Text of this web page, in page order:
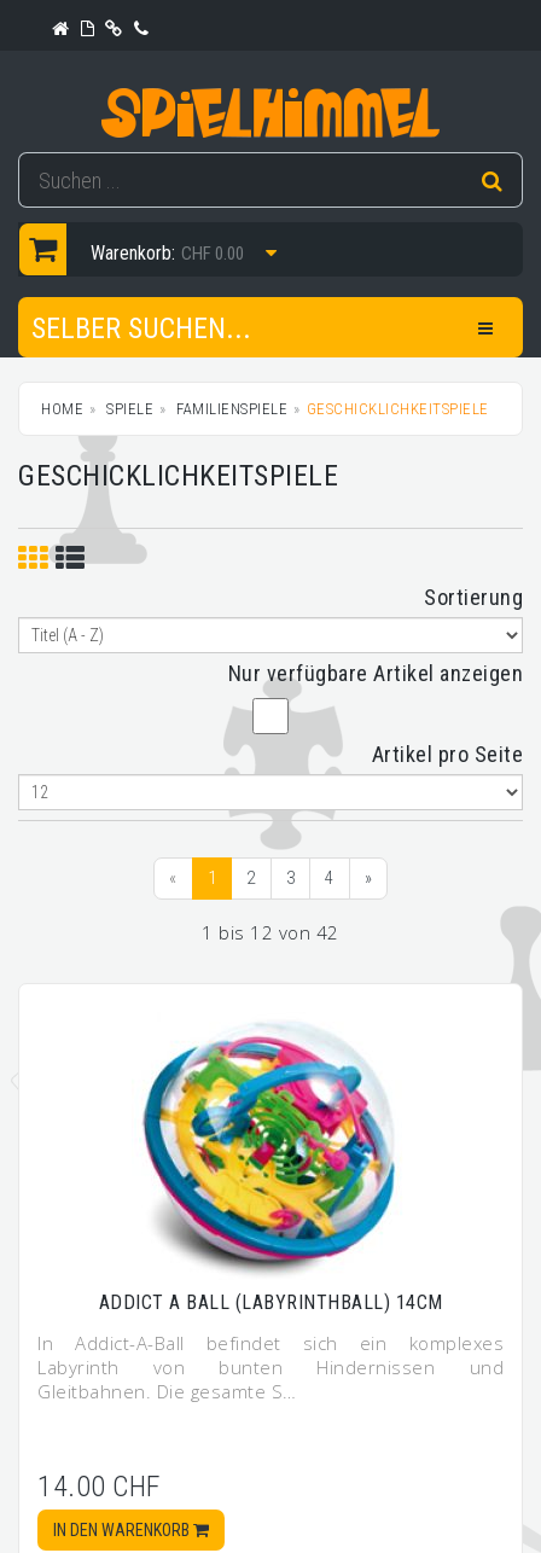
Warenkorb: CHF 0.00
SELBER SUCHEN...
HOME SPIELE FAMILIENSPIELE GESCHICKLICHKEITSPIELE
GESCHICKLICHKEITSPIELE
Sortierung
Nur verfügbare Artikel anzeigen
Artikel pro Seite
« 1 2 3 4 »
1 bis 12 von 42
ADDICT A BALL (LABYRINTHBALL) 14CM
In Addict-A-Ball befindet sich ein komplexes
Labyrinth von bunten Hindernissen und
Gleitbahnen. Die gesamte S…
14.00 CHF
IN DEN WARENKORB